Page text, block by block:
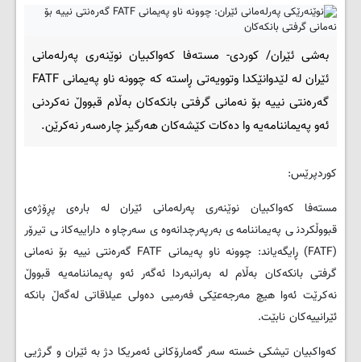
بەشی ئێران/ کوردی- مستەفا کەواکبیان نوێنەری پەرلەمانی
ئێران لە لێدوانێکدا وتوویەتی ڕاستە کە چوونە ناو پەیمانی FATF
گەرەنتی نییە بۆ نەمانی گرفتی بانکەکان بەڵام قبووڵ نەکردنی
ئەو پەیماننامەیە وا دەکات کێشەکان هەرگیز چارەسەر نەکرێن.
کوردپرێس:
مستەفا کەواکبیان نوێنەری پەرلەمانی ئێران لە بارەی پڕۆژەی
قبووڵکردنی پەیماننامەی بەرپەرچدانەوەی سەرچاوە داراییەکانی تیرۆر
(FATF) ڕایگەیاند: چوونە ناو پەیمانی FATF گەرەنتی نییە بۆ نەمانی
گرفتی بانکەکان بەڵام لە بەرانبەردا ئەگەر ئەو پەیماننامەیە قبووڵ
نەکرێت ئەوا هیچ مەرجەعێکی فەرمیی دەولی عیلاقاتی لەگەڵ بانکە
ئێرانییەکان نابێت.
کەواکبیان تیشکی خستە سەر گەمارۆکانی ئەمریکا دژ بە ئێران و گرژیی